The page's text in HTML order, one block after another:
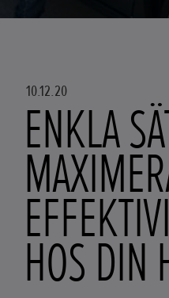
10.12.20
ENKLA
HOS DIN